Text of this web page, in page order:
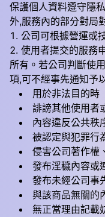
保護個人資料遵守隱
外,服務內的部分對局
公司可根據營運或
使用者提交的服務
所有。若公司判斷使
項,可不經事先通知予
用於非法目的時
誹謗其他使用者
內容違反公共秩
被認定與犯罪行
侵害公司著作權
發布淫穢內容或
發布未經公司事
與該商品無關的
無正當理由記載